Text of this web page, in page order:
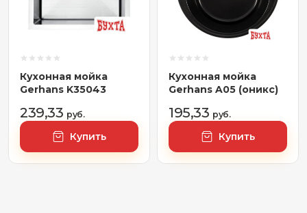
Кухонная мойка
Gerhans K35043
239,33 руб.
Купить
Кухонная мойка
Gerhans A05 (оникс)
195,33 руб.
Купить